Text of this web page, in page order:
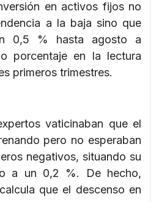
en activos fijos no
a la baja sino que
0,5 % hasta agosto a
porcentaje en la lectura
primeros trimestres.
vaticinaban que el
pero no esperaban
negativos, situando su
a un 0,2 %. De hecho,
que el descenso en